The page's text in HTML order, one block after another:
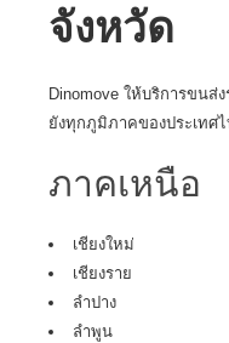
จังหวัด
Dinomove ให้บริการขนส่
ยังทุกภูมิภาคของประเทศ
ภาคเหนือ
เชียงใหม่
เชียงราย
ลำปาง
ลำพูน